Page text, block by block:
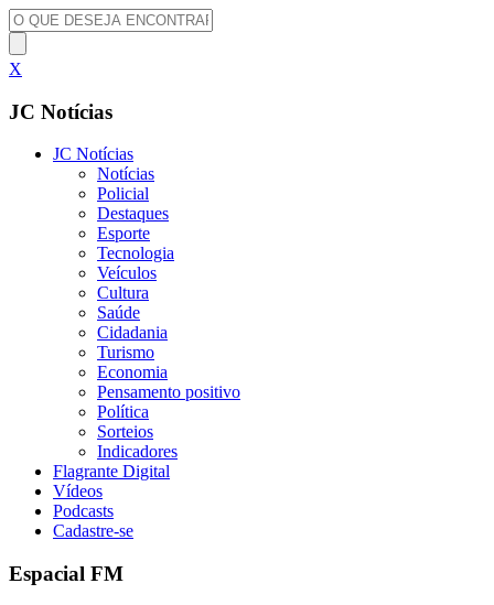
X
JC Notícias
JC Notícias
Notícias
Policial
Destaques
Esporte
Tecnologia
Veículos
Cultura
Saúde
Cidadania
Turismo
Economia
Pensamento positivo
Política
Sorteios
Indicadores
Flagrante Digital
Vídeos
Podcasts
Cadastre-se
Espacial FM